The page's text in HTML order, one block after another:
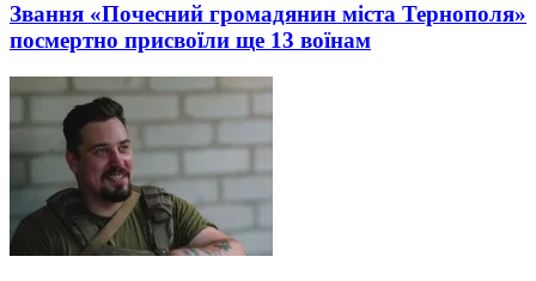
Звання «Почесний громадянин міста Тернополя»
посмертно присвоїли ще 13 воїнам